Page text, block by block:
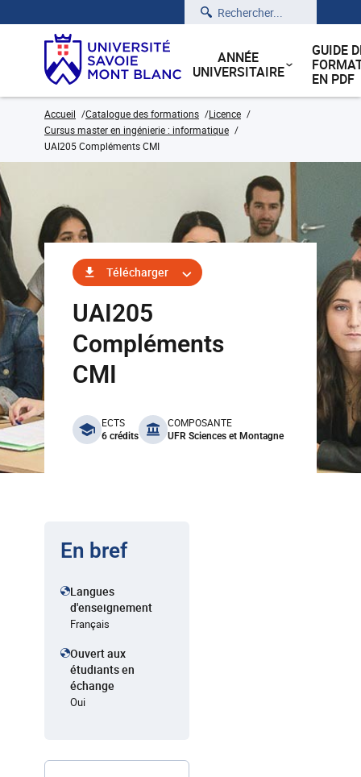
Rechercher
ANNÉE
UNIVERSITAIRE
GUIDE
EN PDF
Accueil Catalogue des formations
Licence
Cursus master en ingénierie : informatique
UAI205 Compléments CMI
Télécharger
UAI205
Compléments
CMI
benefits
ECTS
6 crédits
COMPOSANTE
UFR Sciences et Montagne
En bref
Langues
d'enseignement
Français
Ouvert aux
étudiants en
échange
Oui